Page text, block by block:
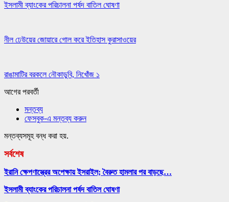
ইসলামী ব্যাংকের পরিচালনা পর্ষদ বাতিল ঘোষণা
নীল ঢেউয়ের জোয়ারে গোল করে ইতিহাস কুরাসাওয়ের
রাঙামাটির বরকলে নৌকাডুবি, নিখোঁজ ১
আগেরপরবর্তী
মন্তব্য
ফেসবুক-এ মন্তব্য করুন
মন্তব্যসমূহ বন্ধ করা হয়.
সর্বশেষ
ইরানি ক্ষেপণাস্ত্রের অপেক্ষায় ইসরাইল; বৈরুত হামলার পর বাড়ছে…
ইসলামী ব্যাংকের পরিচালনা পর্ষদ বাতিল ঘোষণা